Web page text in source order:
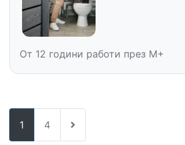
От 12 години работи през M+
1 4